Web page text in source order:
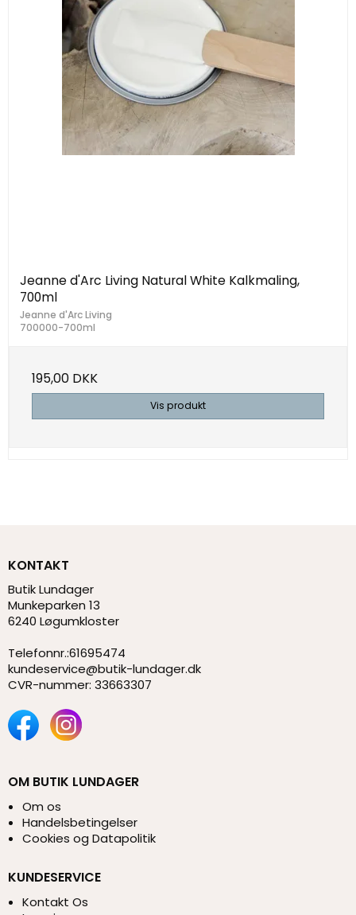
Jeanne d'Arc Living Natural White Kalkmaling,
700ml
Jeanne d'Arc Living
700000-700ml
195,00 DKK
Vis produkt
KONTAKT
Butik Lundager
Munkeparken 13
6240 Løgumkloster
Telefonnr.:61695474
kundeservice@butik-lundager.dk
CVR-nummer: 33663307
OM BUTIK LUNDAGER
Om os
Handelsbetingelser
Cookies og Datapolitik
KUNDESERVICE
Kontakt Os